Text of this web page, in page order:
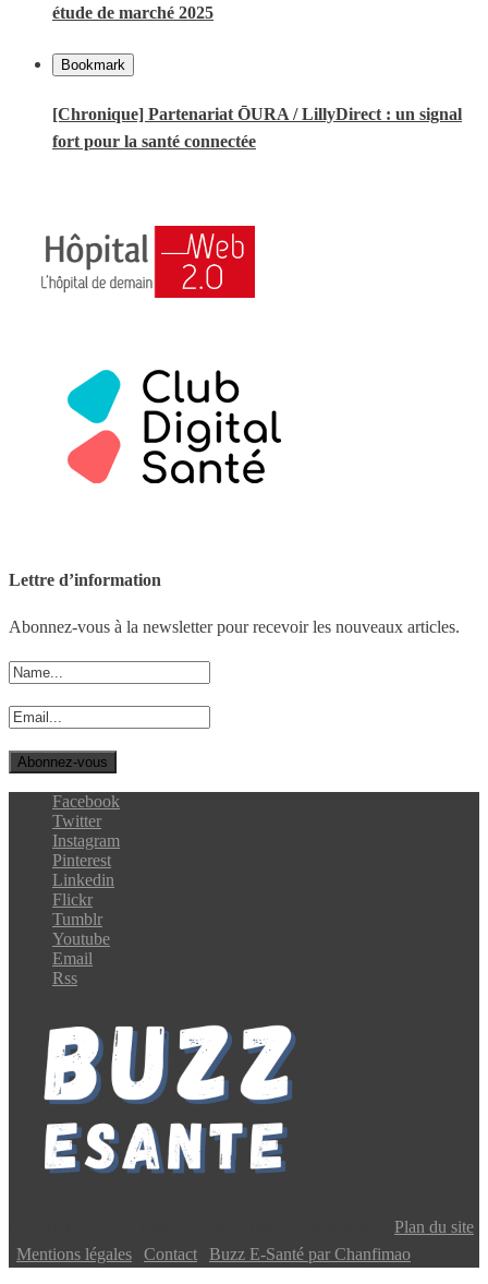
étude de marché 2025
Bookmark
[Chronique] Partenariat ŌURA / LillyDirect : un signal
fort pour la santé connectée
Lettre d’information
Abonnez-vous à la newsletter pour recevoir les nouveaux articles.
Facebook
Twitter
Instagram
Pinterest
Linkedin
Flickr
Tumblr
Youtube
Email
Rss
Plan du site
Mentions légales Contact Buzz E-Santé par Chanfimao